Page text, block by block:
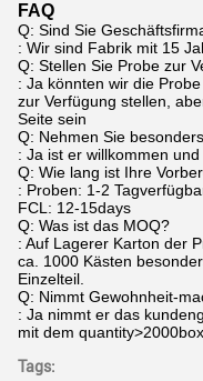
FAQ
Q: Sind Sie
: Wir sind Fabrik mit 15
Q: Stellen Sie Probe zur
: Ja könnten wir die
zur Verfügung stellen,
Seite sein
Q: Nehmen Sie
: Ja ist er willkommen
Q: Wie lang ist Ihre
: Proben: 1-2
FCL: 12-15days
Q: Was ist das MOQ?
: Auf Lagerer Karton der
ca. 1000 Kästen
Einzelteil.
Q: Nimmt Gewohnheit-
: Ja nimmt er das
mit dem
Tags: